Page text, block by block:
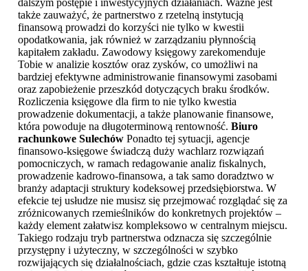
dalszym postępie i inwestycyjnych działaniach. Ważne jest
także zauważyć, że partnerstwo z rzetelną instytucją
finansową prowadzi do korzyści nie tylko w kwestii
opodatkowania, jak również w zarządzaniu płynnością
kapitałem zakładu. Zawodowy księgowy zarekomenduje
Tobie w analizie kosztów oraz zysków, co umożliwi na
bardziej efektywne administrowanie finansowymi zasobami
oraz zapobieżenie przeszkód dotyczących braku środków.
Rozliczenia księgowe dla firm to nie tylko kwestia
prowadzenie dokumentacji, a także planowanie finansowe,
która powoduje na długoterminową rentowność. Biuro
rachunkowe Sulechów Ponadto tej sytuacji, agencje
finansowo-księgowe świadczą duży wachlarz rozwiązań
pomocniczych, w ramach redagowanie analiz fiskalnych,
prowadzenie kadrowo-finansowa, a tak samo doradztwo w
branży adaptacji struktury kodeksowej przedsiębiorstwa. W
efekcie tej usłudze nie musisz się przejmować rozglądać się za
zróżnicowanych rzemieślników do konkretnych projektów –
każdy element załatwisz kompleksowo w centralnym miejscu.
Takiego rodzaju tryb partnerstwa odznacza się szczególnie
przystępny i użyteczny, w szczególności w szybko
rozwijających się działalnościach, gdzie czas kształtuje istotną